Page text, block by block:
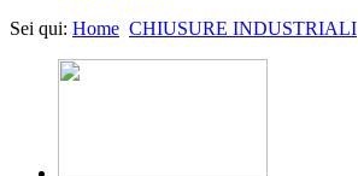
Sei qui: Home CHIUSURE INDUSTRIALI